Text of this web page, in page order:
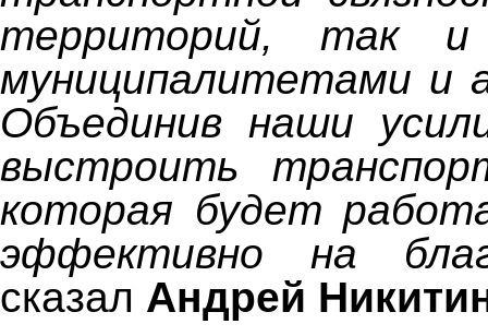
территорий, так и
муниципалитетами и
Объединив наши
выстроить
которая будет
эффективно на
сказал Андрей